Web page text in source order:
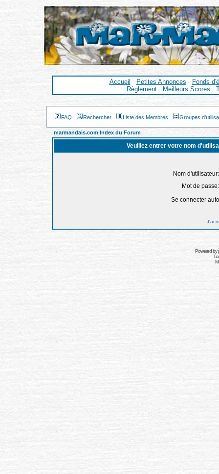
Accueil Petites Annonces
Fonds
Règlement
Meilleurs Scores
FAQ Rechercher Liste des Membres Groupes
marmandais.com Index du Forum
Veuillez entrer votre nom
Nom d'utilisateur:
Mot de passe:
Se connecter
J'ai
Powered by